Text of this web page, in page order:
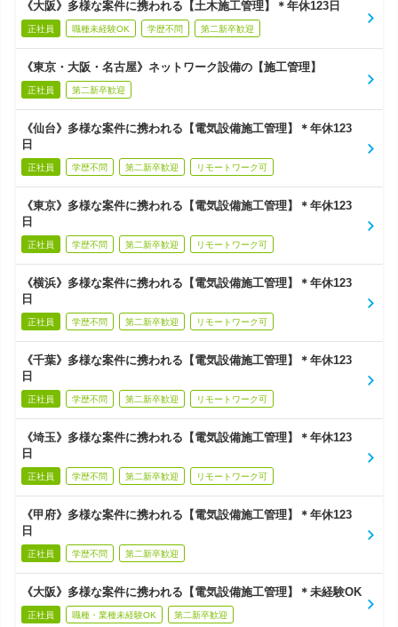
《大阪》多様な案件に携われる【土木施工管理】＊年休123日
正社員 職種未経験OK 学歴不問 第二新卒歓迎
《東京・大阪・名古屋》ネットワーク設備の【施工管理】
正社員 第二新卒歓迎
《仙台》多様な案件に携われる【電気設備施工管理】＊年休123
日
正社員 学歴不問 第二新卒歓迎 リモートワーク可
《東京》多様な案件に携われる【電気設備施工管理】＊年休123
日
正社員 学歴不問 第二新卒歓迎 リモートワーク可
《横浜》多様な案件に携われる【電気設備施工管理】＊年休123
日
正社員 学歴不問 第二新卒歓迎 リモートワーク可
《千葉》多様な案件に携われる【電気設備施工管理】＊年休123
日
正社員 学歴不問 第二新卒歓迎 リモートワーク可
《埼玉》多様な案件に携われる【電気設備施工管理】＊年休123
日
正社員 学歴不問 第二新卒歓迎 リモートワーク可
《甲府》多様な案件に携われる【電気設備施工管理】＊年休123
日
正社員 学歴不問 第二新卒歓迎
《大阪》多様な案件に携われる【電気設備施工管理】＊未経験OK
正社員 職種・業種未経験OK 第二新卒歓迎